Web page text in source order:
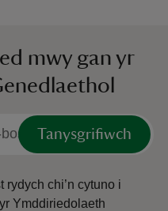
mwy gan yr
Tanysgrifiwch
chi’n cytuno i
Ymddiriedolaeth